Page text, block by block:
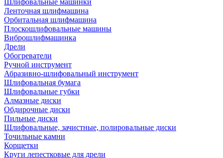
Шлифовальные машинки
Ленточная шлифмашина
Орбитальная шлифмашина
Плоскошлифовальные машины
Виброшлифмашинка
Дрели
Обогреватели
Ручной инструмент
Абразивно-шлифовальный инструмент
Шлифовальная бумага
Шлифовальные губки
Алмазные диски
Обдирочные диски
Пильные диски
Шлифовальные, зачистные, полировальные диски
Точильные камни
Корщетки
Круги лепестковые для дрели